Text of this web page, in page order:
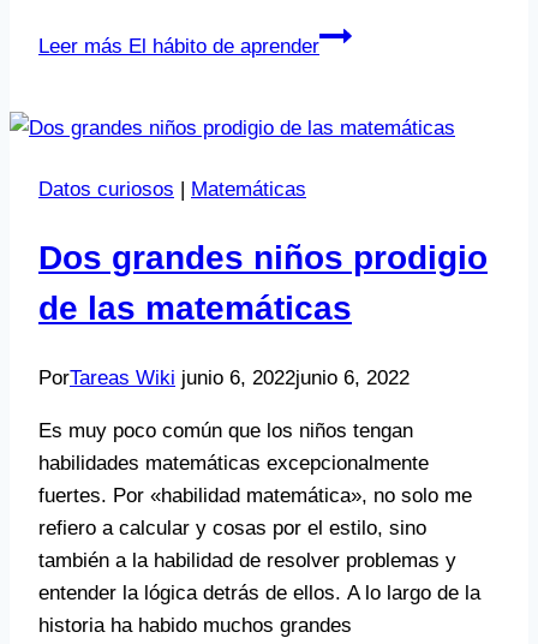
Leer más El hábito de aprender
Datos curiosos | Matemáticas
Dos grandes niños prodigio
de las matemáticas
PorTareas Wiki junio 6, 2022junio 6, 2022
Es muy poco común que los niños tengan
habilidades matemáticas excepcionalmente
fuertes. Por «habilidad matemática», no solo me
refiero a calcular y cosas por el estilo, sino
también a la habilidad de resolver problemas y
entender la lógica detrás de ellos. A lo largo de la
historia ha habido muchos grandes